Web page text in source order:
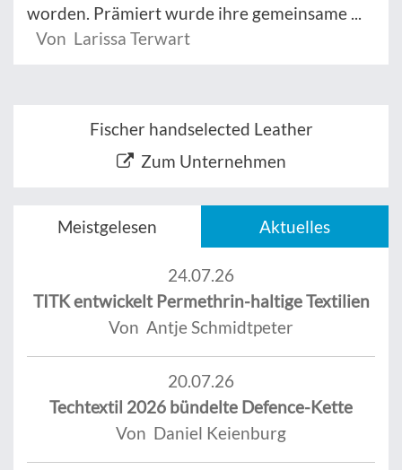
worden. Prämiert wurde ihre gemeinsame ...
Von Larissa Terwart
Fischer handselected Leather
Zum Unternehmen
Meistgelesen Aktuelles
24.07.26
TITK entwickelt Permethrin-haltige Textilien
Von Antje Schmidtpeter
20.07.26
Techtextil 2026 bündelte Defence-Kette
Von Daniel Keienburg